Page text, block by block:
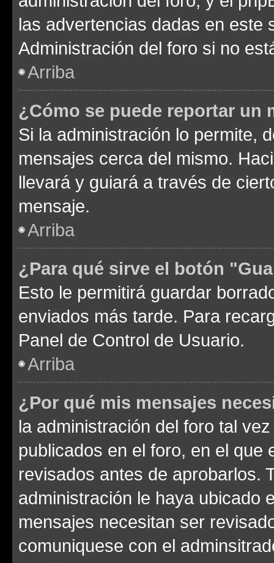
las advertencias dadas en este
Administración del foro si no
Arriba
¿Cómo se puede reportar un
Si la administración lo permite,
mensajes cerca del mismo.
llevará y guiará a través de
mensaje.
Arriba
¿Para qué sirve el botón
Esto le permitirá guardar
enviados más tarde. Para
Panel de Control de Usuario.
Arriba
¿Por qué mis mensajes
la administración del foro tal
publicados en el foro, en el
revisados antes de aprobarlos.
administración le haya ubicado
mensajes necesitan ser
comuniquese con el